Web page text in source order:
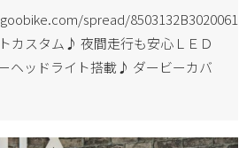
spread/
カスタム♪ 夜間走行も安心ＬＥＤ
ヘッドライト搭載♪ ダービーカバ